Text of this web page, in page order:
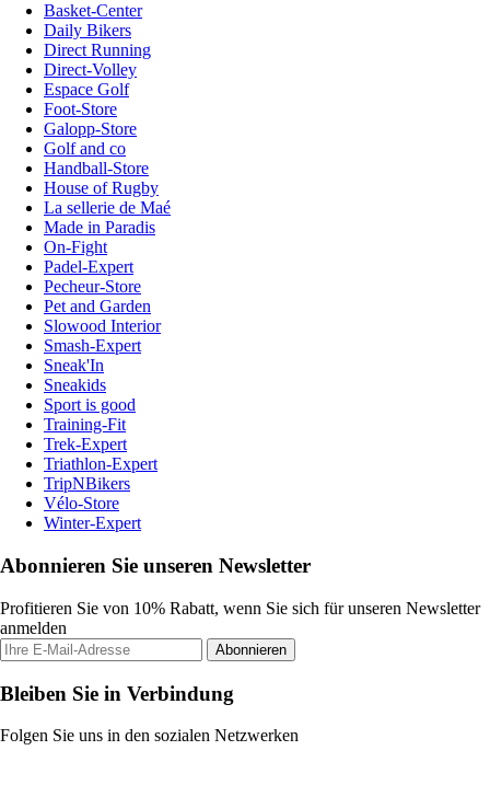
Basket-Center
Daily Bikers
Direct Running
Direct-Volley
Espace Golf
Foot-Store
Galopp-Store
Golf and co
Handball-Store
House of Rugby
La sellerie de Maé
Made in Paradis
On-Fight
Padel-Expert
Pecheur-Store
Pet and Garden
Slowood Interior
Smash-Expert
Sneak'In
Sneakids
Sport is good
Training-Fit
Trek-Expert
Triathlon-Expert
TripNBikers
Vélo-Store
Winter-Expert
Abonnieren Sie unseren Newsletter
Profitieren Sie von 10% Rabatt, wenn Sie sich für unseren Newsletter
anmelden
Abonnieren
Bleiben Sie in Verbindung
Folgen Sie uns in den sozialen Netzwerken